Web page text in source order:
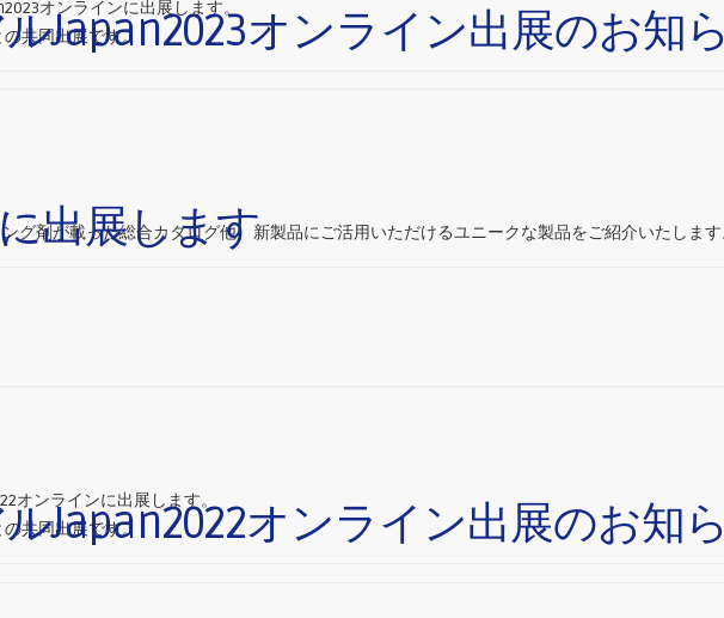
Japan2023オンライン出展のお知
オンラインに出展します。
共同出展です。
出展します
グ剤が載った総合カタログ他、新製品にご活用いただけるユニークな製品をご紹介いたします
Japan2022オンライン出展のお知
オンラインに出展します。
共同出展です。